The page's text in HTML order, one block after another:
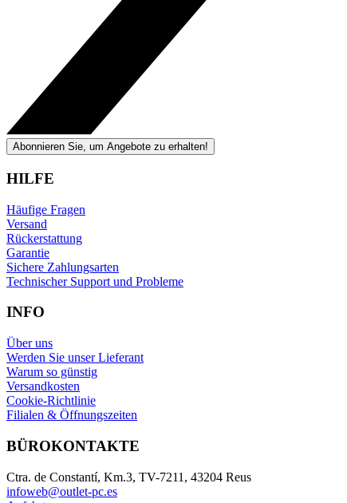
Abonnieren Sie, um Angebote zu erhalten!
HILFE
Häufige Fragen
Versand
Rückerstattung
Garantie
Sichere Zahlungsarten
Technischer Support und Probleme
INFO
Über uns
Werden Sie unser Lieferant
Warum so günstig
Versandkosten
Cookie-Richtlinie
Filialen & Öffnungszeiten
BÜROKONTAKTE
Ctra. de Constantí, Km.3, TV-7211, 43204 Reus
infoweb@outlet-pc.es